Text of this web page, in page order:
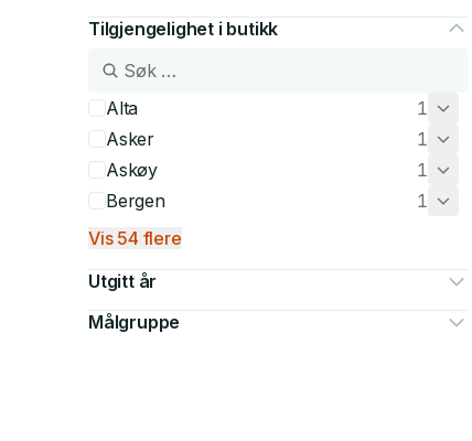
Tilgjengelighet i butikk
Alta
1
Asker
1
Askøy
1
Bergen
1
Vis 54 flere
Utgitt år
Målgruppe